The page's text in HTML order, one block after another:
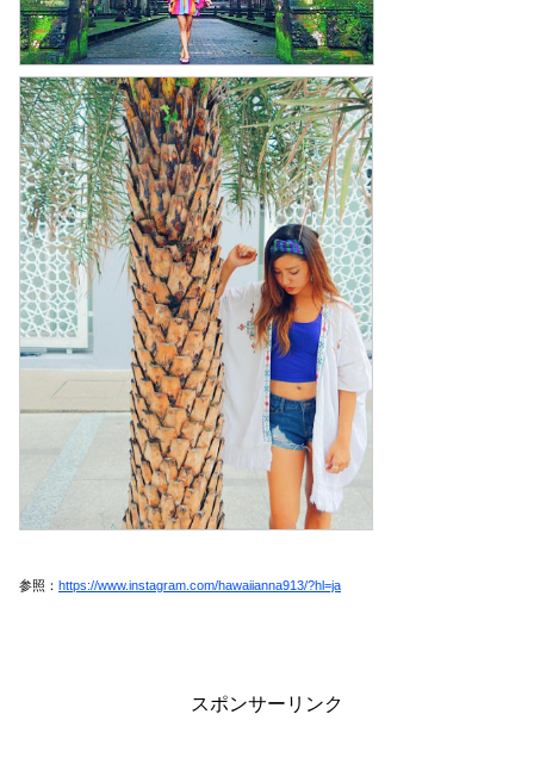
参照： https://www.instagram.com/hawaiianna913/?hl=ja
スポンサーリンク